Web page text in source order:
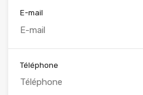
E-mail
Téléphone